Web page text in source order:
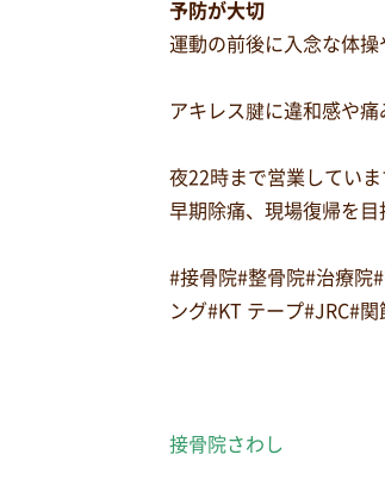
予防が大切
運動の前後に入念な体操
アキレス腱に違和感や
夜22時まで営業してい
早期除痛、現場復帰を目
#接骨院#整骨院#治療院
ング#KT テープ#JRC#
接骨院さわし